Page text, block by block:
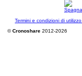
Termini e condizioni di utilizzo
©Cronoshare 2012-2026